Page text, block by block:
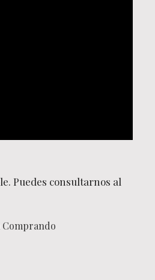
Puedes consultarnos al